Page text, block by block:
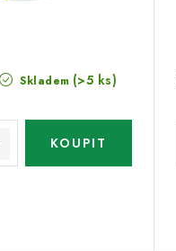
Skladem (>5 ks)